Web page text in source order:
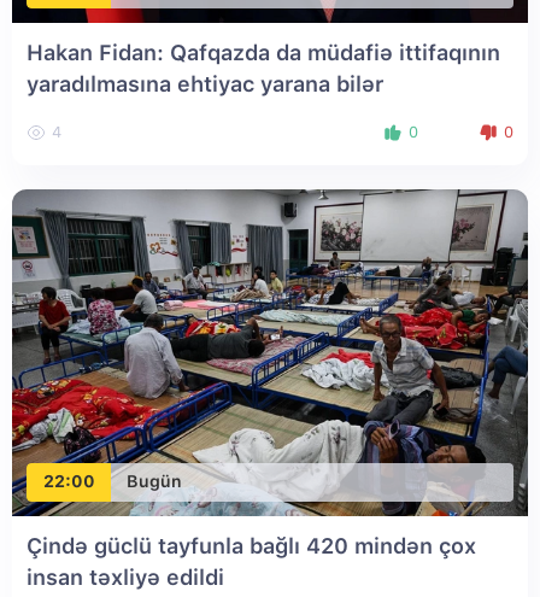
Hakan Fidan: Qafqazda da müdafiə ittifaqının
yaradılmasına ehtiyac yarana bilər
4 0 0
22:00 Bugün
Çində güclü tayfunla bağlı 420 mindən çox
insan təxliyə edildi